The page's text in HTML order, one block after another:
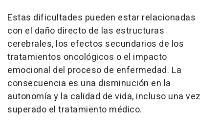
Estas dificultades pueden estar relacionadas
con el daño directo de las estructuras
cerebrales, los efectos secundarios de los
tratamientos oncológicos o el impacto
emocional del proceso de enfermedad. La
consecuencia es una disminución en la
autonomía y la calidad de vida, incluso una vez
superado el tratamiento médico.